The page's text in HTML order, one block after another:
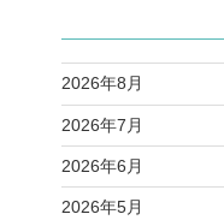
2026年8月
2026年7月
2026年6月
2026年5月